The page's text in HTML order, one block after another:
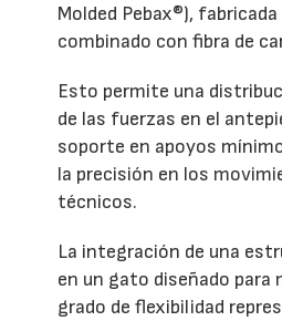
Molded Pebax®),
combinado con fibra de
Esto permite una
de las fuerzas en el
soporte en apoyos
la precisión en los
técnicos.
La integración de una
en un gato diseñado
grado de flexibilidad